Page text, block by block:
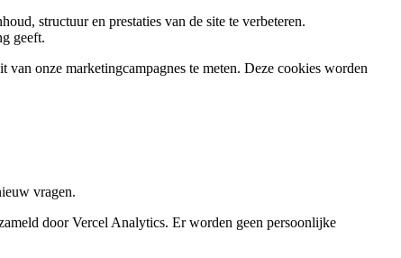
structuur en prestaties van de site te verbeteren.
geeft.
onze marketingcampagnes te meten. Deze cookies worden
vragen.
door Vercel Analytics. Er worden geen persoonlijke